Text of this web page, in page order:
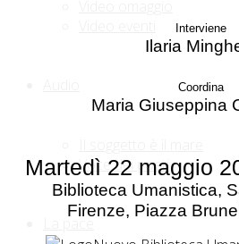
Voce dei poeti
Interviene
Ilaria
Coordina
Maria Giuseppina
Martedì 22 maggio
Biblioteca Umanistica,
Firenze, Piazza